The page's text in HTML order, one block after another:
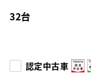
32台
認定中古車